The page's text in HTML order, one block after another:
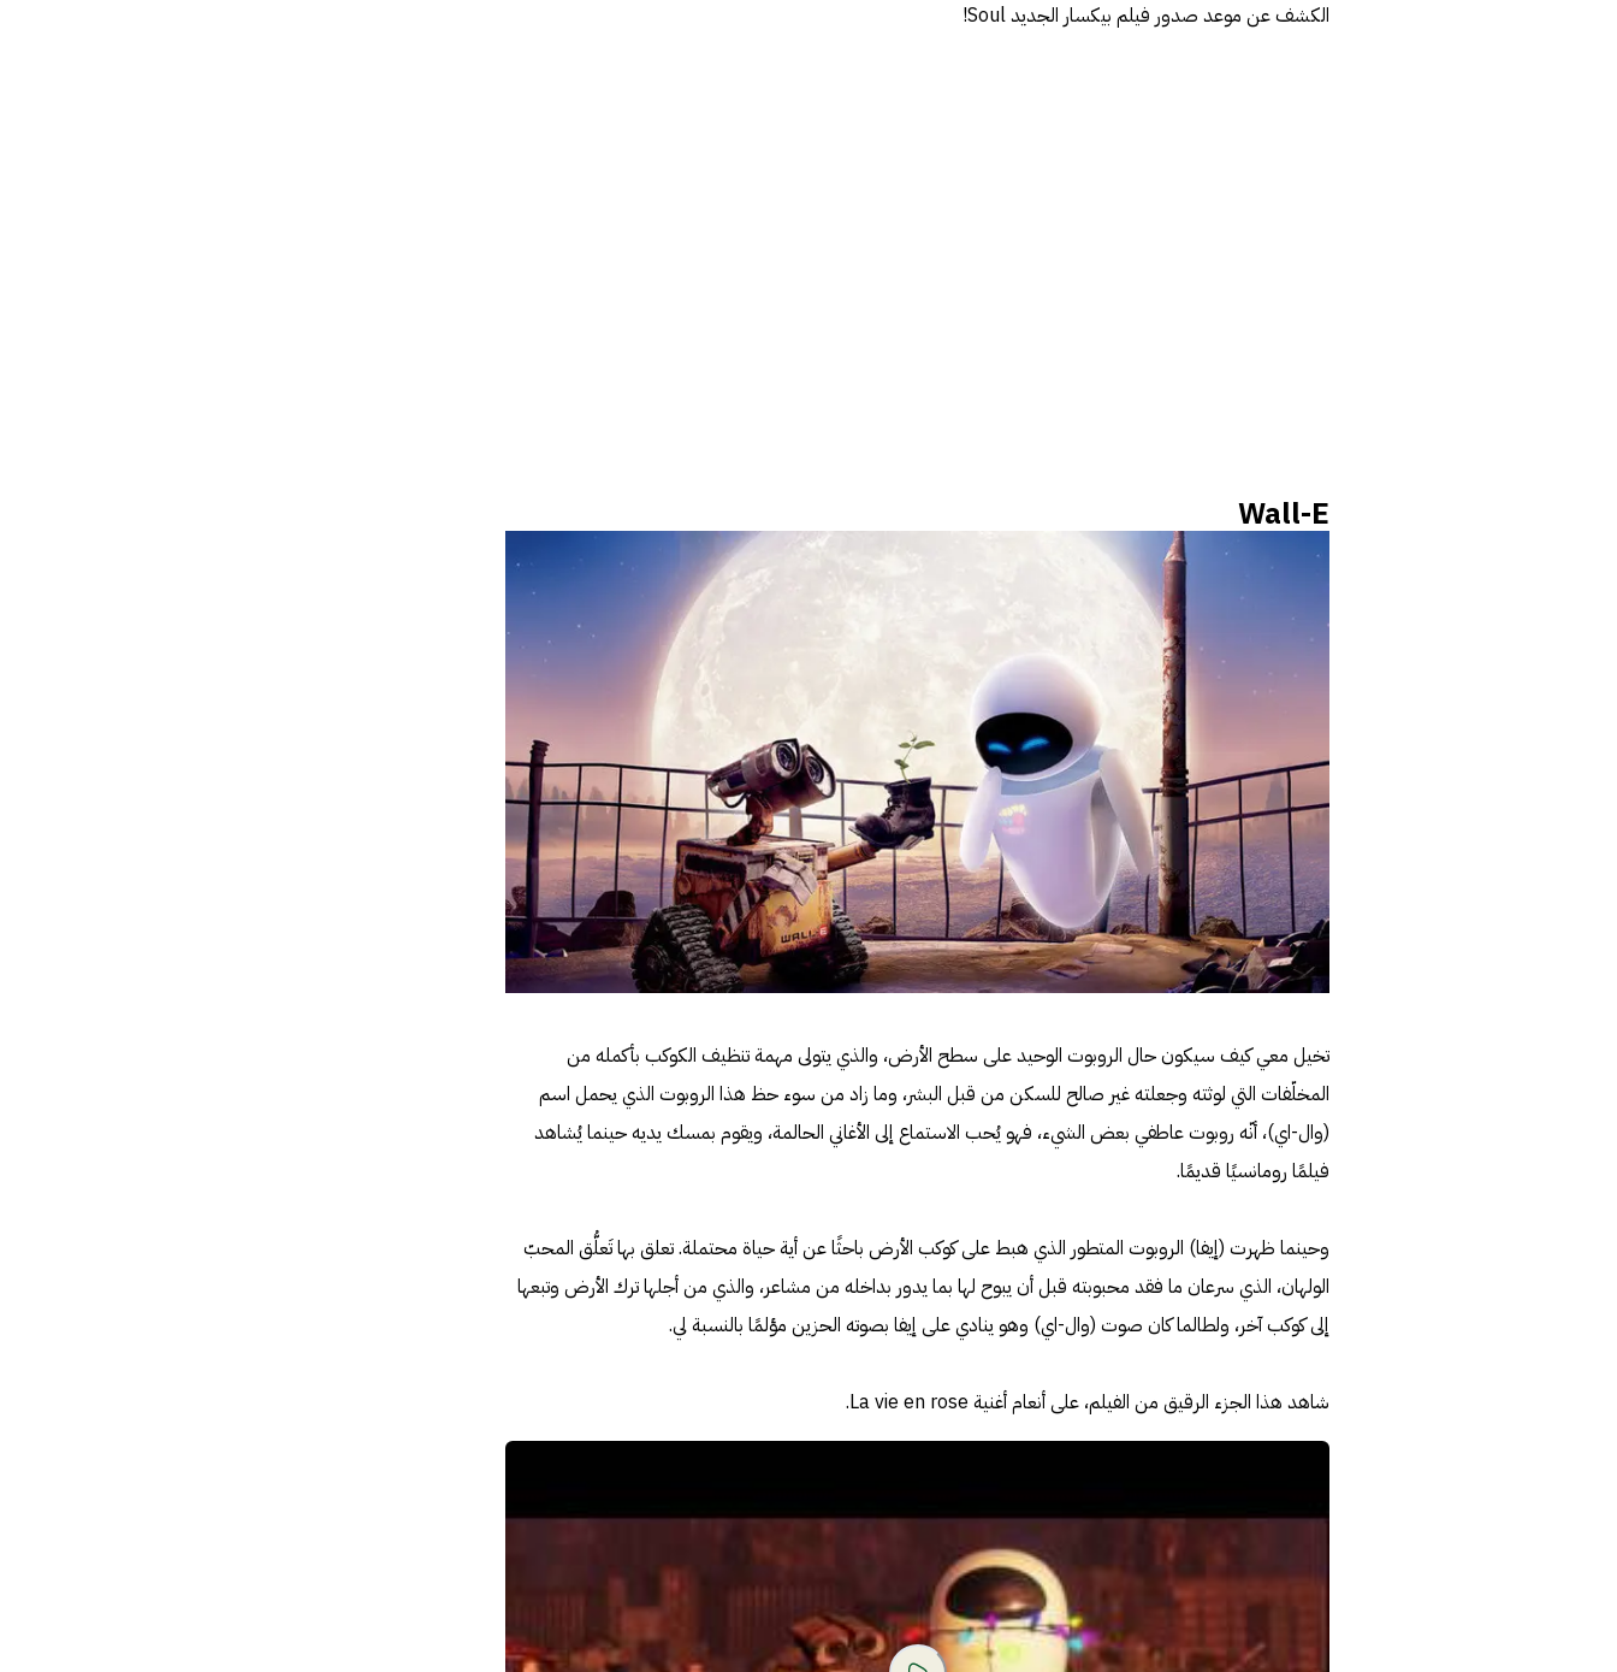
الكشف عن موعد صدور فيلم بيكسار الجديد Soul!
Wall-E
تخيل معي كيف سيكون حال الروبوت الوحيد على سطح الأرض، والذي يتولى مهمة تنظيف الكوكب بأكمله من
المخلّفات التي لوثته وجعلته غير صالح للسكن من قبل البشر، وما زاد من سوء حظ هذا الروبوت الذي يحمل اسم
(وال-اي)، أنّه روبوت عاطفي بعض الشيء، فهو يُحب الاستماع إلى الأغاني الحالمة، ويقوم بمسك يديه حينما يُشاهد
فيلمًا رومانسيًا قديمًا.
وحينما ظهرت (إيفا) الروبوت المتطور الذي هبط على كوكب الأرض باحثًا عن أية حياة محتملة. تعلق بها تَعلُّق المحبّ
الولهان، الذي سرعان ما فقد محبوبته قبل أن يبوح لها بما يدور بداخله من مشاعر، والذي من أجلها ترك الأرض وتبعها
إلى كوكب آخر، ولطالما كان صوت (وال-اي) وهو ينادي على إيفا بصوته الحزين مؤلمًا بالنسبة لي.
شاهد هذا الجزء الرقيق من الفيلم، على أنعام أغنية La vie en rose.